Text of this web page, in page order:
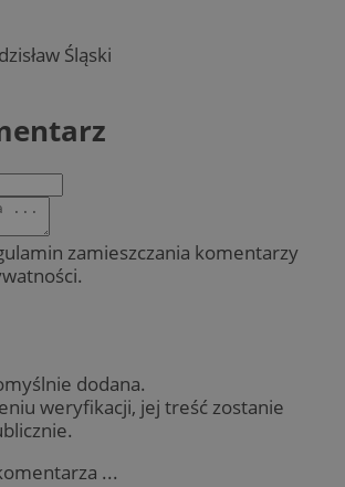
Śląski
zamieszczania komentarzy
dodana.
weryfikacji, jej treść zostanie
...